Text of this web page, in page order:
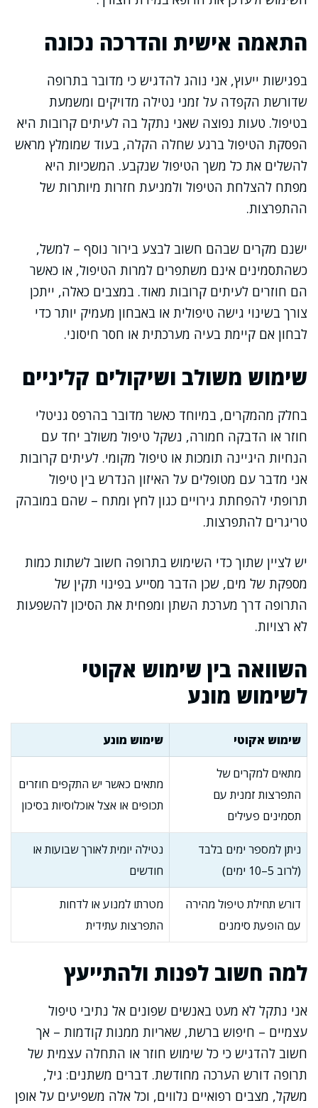
התאמה אישית והדרכה נכונה
בפגישות ייעוץ, אני נוהג להדגיש כי מדובר בתרופה
שדורשת הקפדה על זמני נטילה מדויקים ומשמעת
בטיפול. טעות נפוצה שאני נתקל בה לעיתים קרובות היא
הפסקת הטיפול ברגע שחלה הקלה, בעוד שמומלץ מראש
להשלים את כל משך הטיפול שנקבע. המשכיות היא
מפתח להצלחת הטיפול ולמניעת חזרות מיותרות של
ההתפרצות.
ישנם מקרים שבהם חשוב לבצע בירור נוסף – למשל,
כשהתסמינים אינם משתפרים למרות הטיפול, או כאשר
הם חוזרים לעיתים קרובות מאוד. במצבים כאלה, ייתכן
צורך בשינוי גישה טיפולית או באבחון מעמיק יותר כדי
לבחון אם קיימת בעיה מערכתית או חסר חיסוני.
שימוש משולב ושיקולים קליניים
בחלק מהמקרים, במיוחד כאשר מדובר בהרפס גניטלי
חוזר או הדבקה חמורה, נשקל טיפול משולב יחד עם
הנחיות היגיינה תומכות או טיפול מקומי. לעיתים קרובות
אני מדבר עם מטופלים על האיזון הנדרש בין טיפול
תרופתי להפחתת גירויים כגון לחץ ומתח – שהם במובהק
טריגרים להתפרצות.
יש לציין שתוך כדי השימוש בתרופה חשוב לשתות כמות
מספקת של מים, שכן הדבר מסייע בפינוי תקין של
התרופה דרך מערכת השתן ומפחית את הסיכון להשפעות
לא רצויות.
השוואה בין שימוש אקוטי
לשימוש מונע
שימוש אקוטי שימוש מונע
מתאים למקרים של
התפרצות זמנית עם
תסמינים פעילים
מתאים כאשר יש התקפים חוזרים
תכופים או אצל אוכלוסיות בסיכון
ניתן למספר ימים בלבד
(לרוב 5–10 ימים)
נטילה יומית לאורך שבועות או
חודשים
דורש תחילת טיפול מהירה
עם הופעת סימנים
מטרתו למנוע או לדחות
התפרצות עתידית
למה חשוב לפנות ולהתייעץ
אני נתקל לא מעט באנשים שפונים אל נתיבי טיפול
עצמיים – חיפוש ברשת, שאריות ממנות קודמות – אך
חשוב להדגיש כי כל שימוש חוזר או התחלה עצמית של
תרופה דורש הערכה מחודשת. דברים משתנים: גיל,
משקל, מצבים רפואיים נלווים, וכל אלה משפיעים על אופן